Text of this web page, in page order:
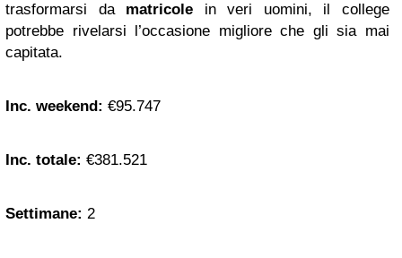
trasformarsi da matricole in veri uomini, il college
potrebbe rivelarsi l’occasione migliore che gli sia mai
capitata.
Inc. weekend: €95.747
Inc. totale: €381.521
Settimane: 2